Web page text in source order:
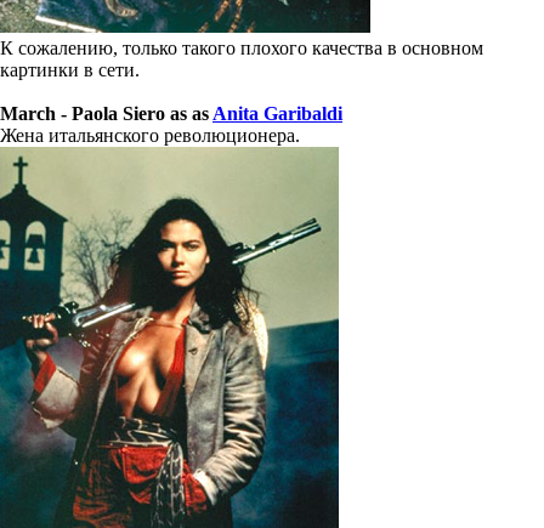
К сожалению, только такого плохого качества в основном
картинки в сети.
March - Paola Siero as as Anita Garibaldi
Жена итальянского революционера.